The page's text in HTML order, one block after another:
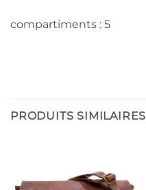
compartiments : 5
PRODUITS SIMILAIRES